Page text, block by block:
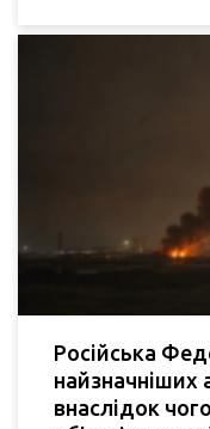
Російська
найзначніших
внаслідок